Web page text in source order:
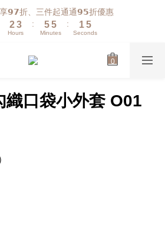
𝟵𝟳折、三件起通通𝟵𝟱折優惠
3
2
1
4
3
2
Hours
:
6
5
4
6
5
4
Minutes
:
2
1
0
6
5
4
Seconds
織口袋小外套 O01